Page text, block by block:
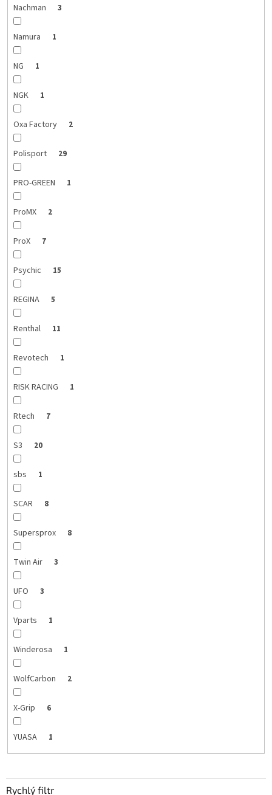
Nachman 3
Namura 1
NG 1
NGK 1
Oxa Factory 2
Polisport 29
PRO-GREEN 1
ProMX 2
ProX 7
Psychic 15
REGINA 5
Renthal 11
Revotech 1
RISK RACING 1
Rtech 7
S3 20
sbs 1
SCAR 8
Supersprox 8
Twin Air 3
UFO 3
Vparts 1
Winderosa 1
WolfCarbon 2
X-Grip 6
YUASA 1
Rychlý filtr